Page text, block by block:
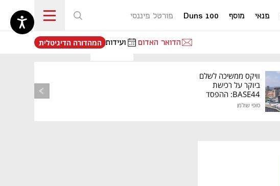
פנאי מוסף Duns 100 פורטל פיננסי
הדואר האדום ועידות
נפתח בכרטיסייה חדשה
המהדורה הדיגיטלית
וויקס ממשיכה לשלם
ביוקר על רכישת
BASE44: ההפסד
סופי שולמן